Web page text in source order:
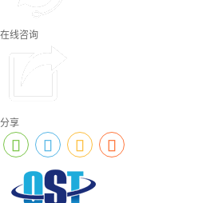
在线咨询
分享